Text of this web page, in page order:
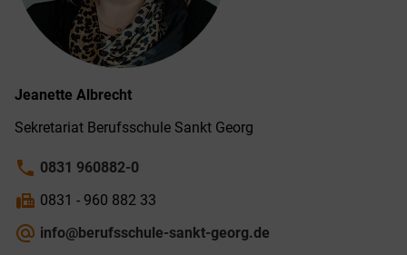
Jeanette Albrecht
Sekretariat Berufs­schule Sankt Georg
phone 0831 960882-0
fax 0831 - 960 882 33
alternate_email info@berufsschule-sankt-georg.de